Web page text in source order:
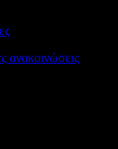
ανακοινώσεις